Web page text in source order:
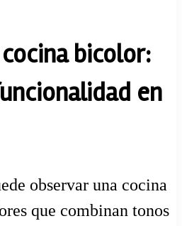
bicolor:
en
observar una cocina
que combinan tonos